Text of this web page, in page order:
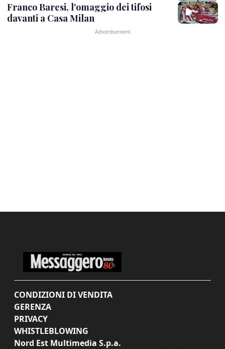
Franco Baresi, l'omaggio dei tifosi
davanti a Casa Milan
CONDIZIONI DI VENDITA
GERENZA
PRIVACY
WHISTLEBLOWING
Nord Est Multimedia S.p.a.